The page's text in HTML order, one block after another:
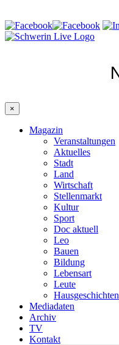
×
Magazin
Veranstaltungen
Aktuelles
Stadt
Land
Wirtschaft
Stellenmarkt
Kultur
Sport
Doc aktuell
Leo
Bauen
Bildung
Lebensart
Leute
Hausgeschichten
Mediadaten
Archiv
TV
Kontakt